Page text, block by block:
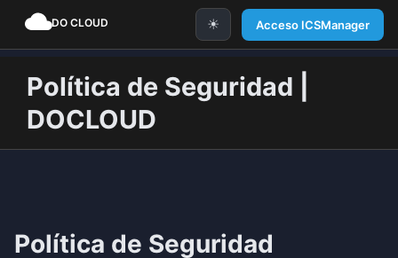
☀ Acceso ICSManager
Política de Seguridad |
DOCLOUD
Política de Seguridad